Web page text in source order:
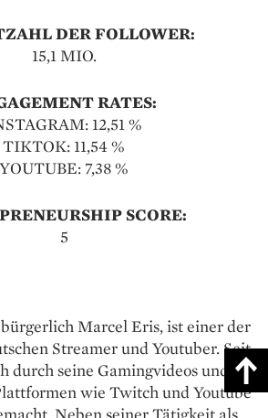
DER FOLLOWER:
15,1 MIO.
RATES:
12,51 %
TIKTOK: 11,54 %
YOUTUBE: 7,38 %
SCORE:
5
Marcel Eris, ist einer der
Streamer und Youtuber. Seit
durch seine Gamingvideos und
wie Twitch und Youtube
Neben seiner Tätigkeit als